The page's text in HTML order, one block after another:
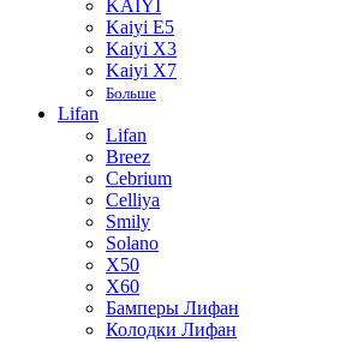
KAIYI
Kaiyi E5
Kaiyi X3
Kaiyi X7
Больше
Lifan
Lifan
Breez
Cebrium
Celliya
Smily
Solano
X50
X60
Бамперы Лифан
Колодки Лифан